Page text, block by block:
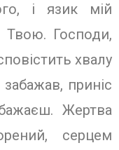
і язик мій
Твою. Господи,
хвалу
приніс
Жертва
серцем